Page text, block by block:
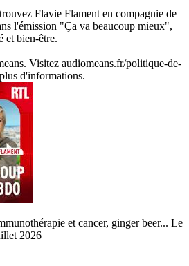
Flavie Flament en compagnie de
l'émission "Ça va beaucoup mieux",
et bien-être.
Visitez audiomeans.fr/politique-de-
d'informations.
et cancer, ginger beer... Le
2026